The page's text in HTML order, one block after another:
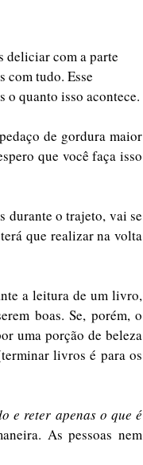
deliciar com a parte
com tudo. Esse
o quanto isso acontece.
de gordura maior
que você faça isso
durante o trajeto, vai se
que realizar na volta
a leitura de um livro,
boas. Se, porém, o
uma porção de beleza
livros é para os
e reter apenas o que é
As pessoas nem